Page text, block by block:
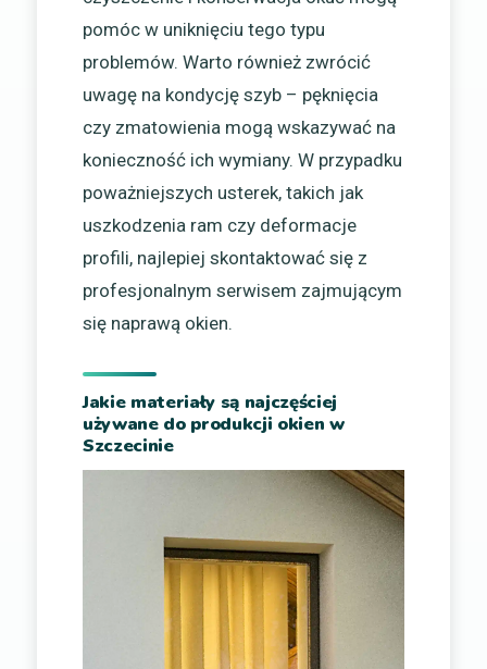
pomóc w uniknięciu tego typu
problemów. Warto również zwrócić
uwagę na kondycję szyb – pęknięcia
czy zmatowienia mogą wskazywać na
konieczność ich wymiany. W przypadku
poważniejszych usterek, takich jak
uszkodzenia ram czy deformacje
profili, najlepiej skontaktować się z
profesjonalnym serwisem zajmującym
się naprawą okien.
Jakie materiały są najczęściej
używane do produkcji okien w
Szczecinie